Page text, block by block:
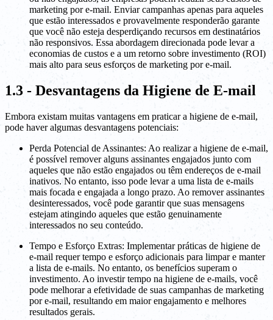
marketing por e-mail. Enviar campanhas apenas para aqueles
que estão interessados e provavelmente responderão garante
que você não esteja desperdiçando recursos em destinatários
não responsivos. Essa abordagem direcionada pode levar a
economias de custos e a um retorno sobre investimento (ROI)
mais alto para seus esforços de marketing por e-mail.
1.3 - Desvantagens da Higiene de E-mail
Embora existam muitas vantagens em praticar a higiene de e-mail,
pode haver algumas desvantagens potenciais:
Perda Potencial de Assinantes: Ao realizar a higiene de e-mail,
é possível remover alguns assinantes engajados junto com
aqueles que não estão engajados ou têm endereços de e-mail
inativos. No entanto, isso pode levar a uma lista de e-mails
mais focada e engajada a longo prazo. Ao remover assinantes
desinteressados, você pode garantir que suas mensagens
estejam atingindo aqueles que estão genuinamente
interessados no seu conteúdo.
Tempo e Esforço Extras: Implementar práticas de higiene de
e-mail requer tempo e esforço adicionais para limpar e manter
a lista de e-mails. No entanto, os benefícios superam o
investimento. Ao investir tempo na higiene de e-mails, você
pode melhorar a efetividade de suas campanhas de marketing
por e-mail, resultando em maior engajamento e melhores
resultados gerais.